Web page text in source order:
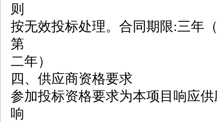
则
按无效投标处理。合同期限:三年
第
二年）
四、供应商资格要求
参加投标资格要求为本项目响应
响